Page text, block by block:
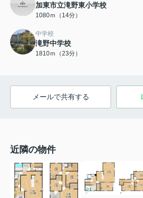
加東市立滝野東小学校
1080ｍ（14分）
中学校
滝野中学校
1810ｍ（23分）
メールで共有する
近隣の物件